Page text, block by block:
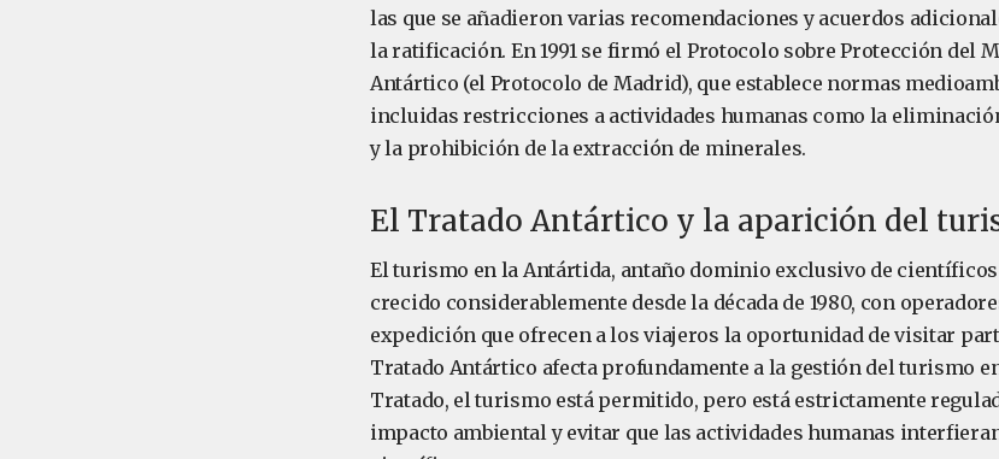
las que se añadieron varias recomendaciones y acuerdos
la ratificación. En 1991 se firmó el Protocolo sobre Protección del
Antártico (el Protocolo de Madrid), que establece normas
incluidas restricciones a actividades humanas como la
y la prohibición de la extracción de minerales.
El Tratado Antártico y la aparición del
El turismo en la Antártida, antaño dominio exclusivo de
crecido considerablemente desde la década de 1980, con
expedición que ofrecen a los viajeros la oportunidad de visitar
Tratado Antártico afecta profundamente a la gestión del turismo
Tratado, el turismo está permitido, pero está estrictamente
impacto ambiental y evitar que las actividades humanas